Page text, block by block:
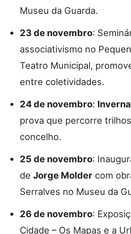
Museu da Guarda.
23 de novembro:
associativismo no
Teatro Municipal,
entre coletividades.
24 de novembro:
prova que percorre
concelho.
25 de novembro:
de Jorge Molder com
Serralves no Museu da
26 de novembro:
Cidade – Os Mapas e a